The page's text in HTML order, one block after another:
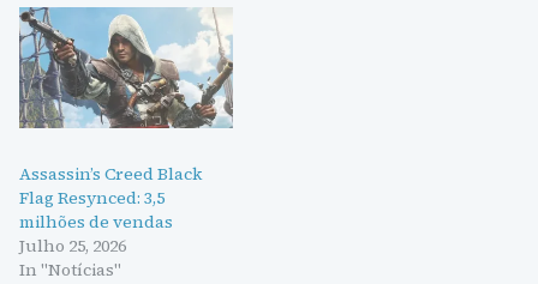
Assassin’s Creed Black
Flag Resynced: 3,5
milhões de vendas
Julho 25, 2026
In "Notícias"